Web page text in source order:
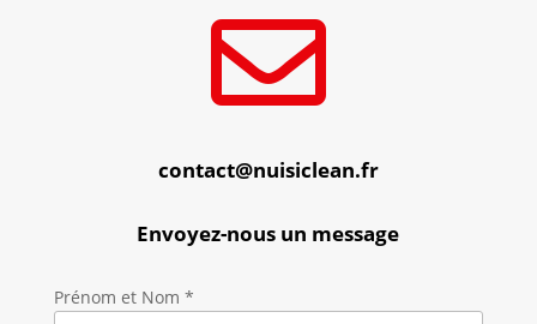

contact@nuisiclean.fr
Envoyez-nous un message
Prénom et Nom *